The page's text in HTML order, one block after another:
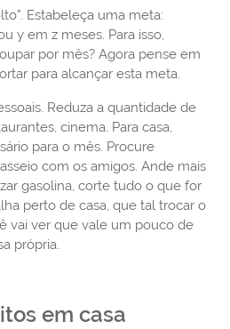
Estabeleça uma meta:
y em z meses. Para isso,
por mês? Agora pense em
para alcançar esta meta.
Reduza a quantidade de
cinema. Para casa,
para o mês. Procure
com os amigos. Ande mais
gasolina, corte tudo o que for
perto de casa, que tal trocar o
vai ver que vale um pouco de
própria.
em casa